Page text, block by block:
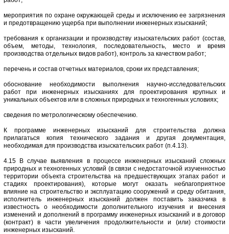
мероприятия по охране окружающей среды и исключению ее загрязнения
и предотвращению ущерба при выполнении инженерных изысканий;
требования к организации и производству изыскательских работ (состав,
объем, методы, технология, последовательность, место и время
производства отдельных видов работ), контроль за качеством работ;
перечень и состав отчетных материалов, сроки их представления;
обоснование необходимости выполнения научно-исследовательских
работ при инженерных изысканиях для проектирования крупных и
уникальных объектов или в сложных природных и техногенных условиях;
сведения по метрологическому обеспечению.
К программе инженерных изысканий для строительства должна
прилагаться копия технического задания и другая документация,
необходимая для производства изыскательских работ (п.4.13).
4.15 В случае выявления в процессе инженерных изысканий сложных
природных и техногенных условий (в связи с недостаточной изученностью
территории объекта строительства на предшествующих этапах работ и
стадиях проектирования), которые могут оказать неблагоприятное
влияние на строительство и эксплуатацию сооружений и среду обитания,
исполнитель инженерных изысканий должен поставить заказчика в
известность о необходимости дополнительного изучения и внесения
изменений и дополнений в программу инженерных изысканий и в договор
(контракт) в части увеличения продолжительности и (или) стоимости
инженерных изысканий.